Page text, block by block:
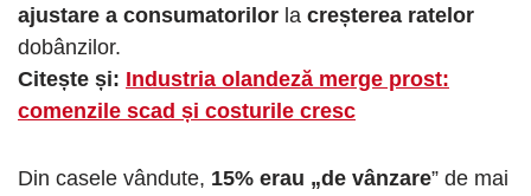
ajustare a consumatorilor la creșterea ratelor
dobânzilor.
Citește și: Industria olandeză merge prost:
comenzile scad și costurile cresc
Din casele vândute, 15% erau „de vânzare” de mai